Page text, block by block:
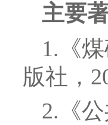
主要
1.《
版社，
2.《